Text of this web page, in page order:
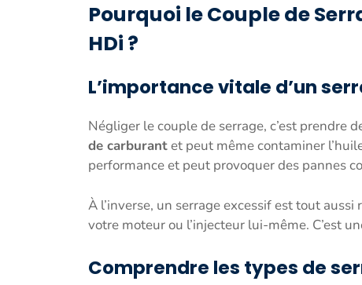
Pourquoi le Couple de
HDi ?
L’importance vitale d’un
Négliger le couple de serrage, c’est prendre
de carburantet peut même contaminer
performance et peut provoquer des pannes
À l’inverse, un serrage excessif est tout
votre moteur ou l’injecteur lui-même. C’est
Comprendre les types de